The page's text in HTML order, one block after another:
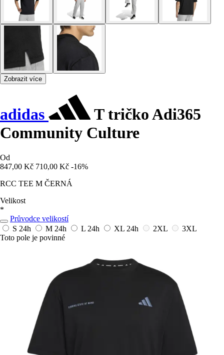
Zobrazit více
adidas
T tričko Adi365
Community Culture
Od
847,00 Kč 710,00 Kč -16%
RCC TEE M ČERNÁ
Velikost
*
Průvodce velikostí
S 24h M 24h L 24h XL 24h 2XL
3XL
Toto pole je povinné